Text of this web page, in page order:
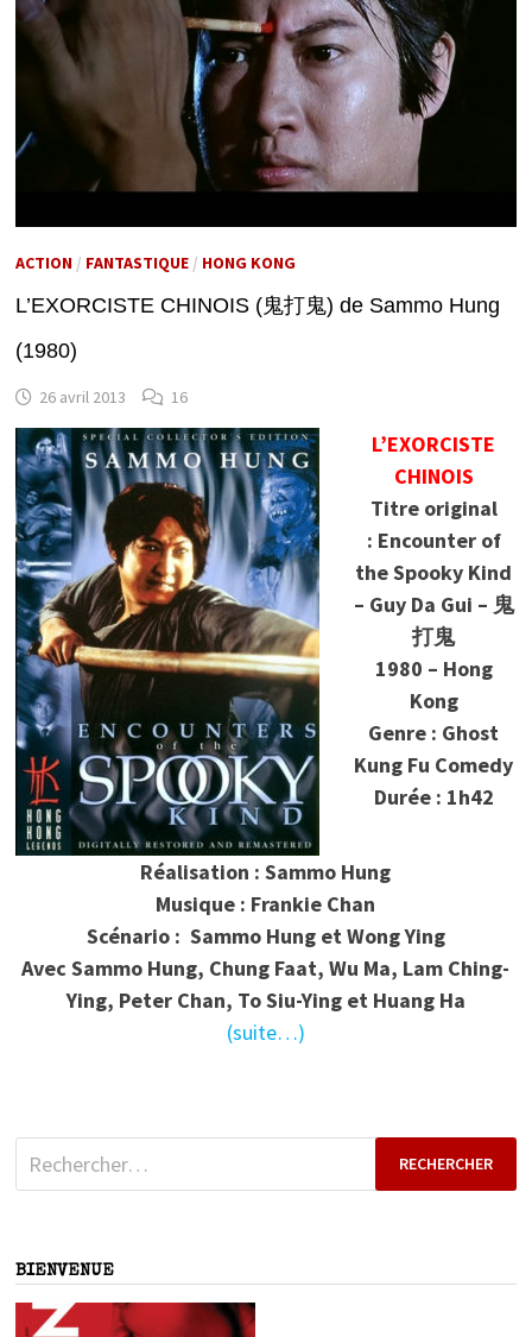
ACTION/ FANTASTIQUE/ HONG KONG
L’EXORCISTE CHINOIS (鬼打鬼) de Sammo Hung
(1980)
26 avril 2013 16
L’EXORCISTE
CHINOIS
Titre original
: Encounter of
the Spooky Kind
– Guy Da Gui – 鬼
打鬼
1980 – Hong
Kong
Genre : Ghost
Kung Fu Comedy
Durée : 1h42
Réalisation : Sammo Hung
Musique : Frankie Chan
Scénario : Sammo Hung et Wong Ying
Avec Sammo Hung, Chung Faat, Wu Ma, Lam Ching-
Ying, Peter Chan, To Siu-Ying et Huang Ha
(suite…)
Rechercher :
BIENVENUE